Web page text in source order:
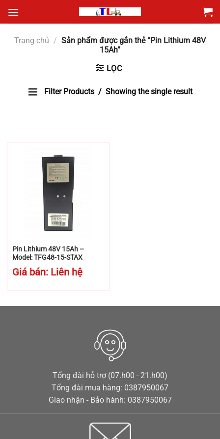
qua
dungTrang chủ / Sản phẩm được gắn thẻ “Pin Lithium 48V
15Ah”
LỌC
Filter Products Showing the single result
Pin Lithium 48V 15Ah –
Model: TFG48-15-STAX
Giá bán: Liên hệ
Tổng đài hỗ trợ (07.h00 - 21.h00)
Tổng đài mua hàng: 0387950067
Giao nhận - Bảo hành: 0387950067